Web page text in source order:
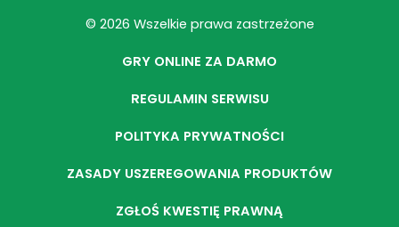
© 2026 Wszelkie prawa zastrzeżone
GRY ONLINE ZA DARMO
REGULAMIN SERWISU
POLITYKA PRYWATNOŚCI
ZASADY USZEREGOWANIA PRODUKTÓW
ZGŁOŚ KWESTIĘ PRAWNĄ